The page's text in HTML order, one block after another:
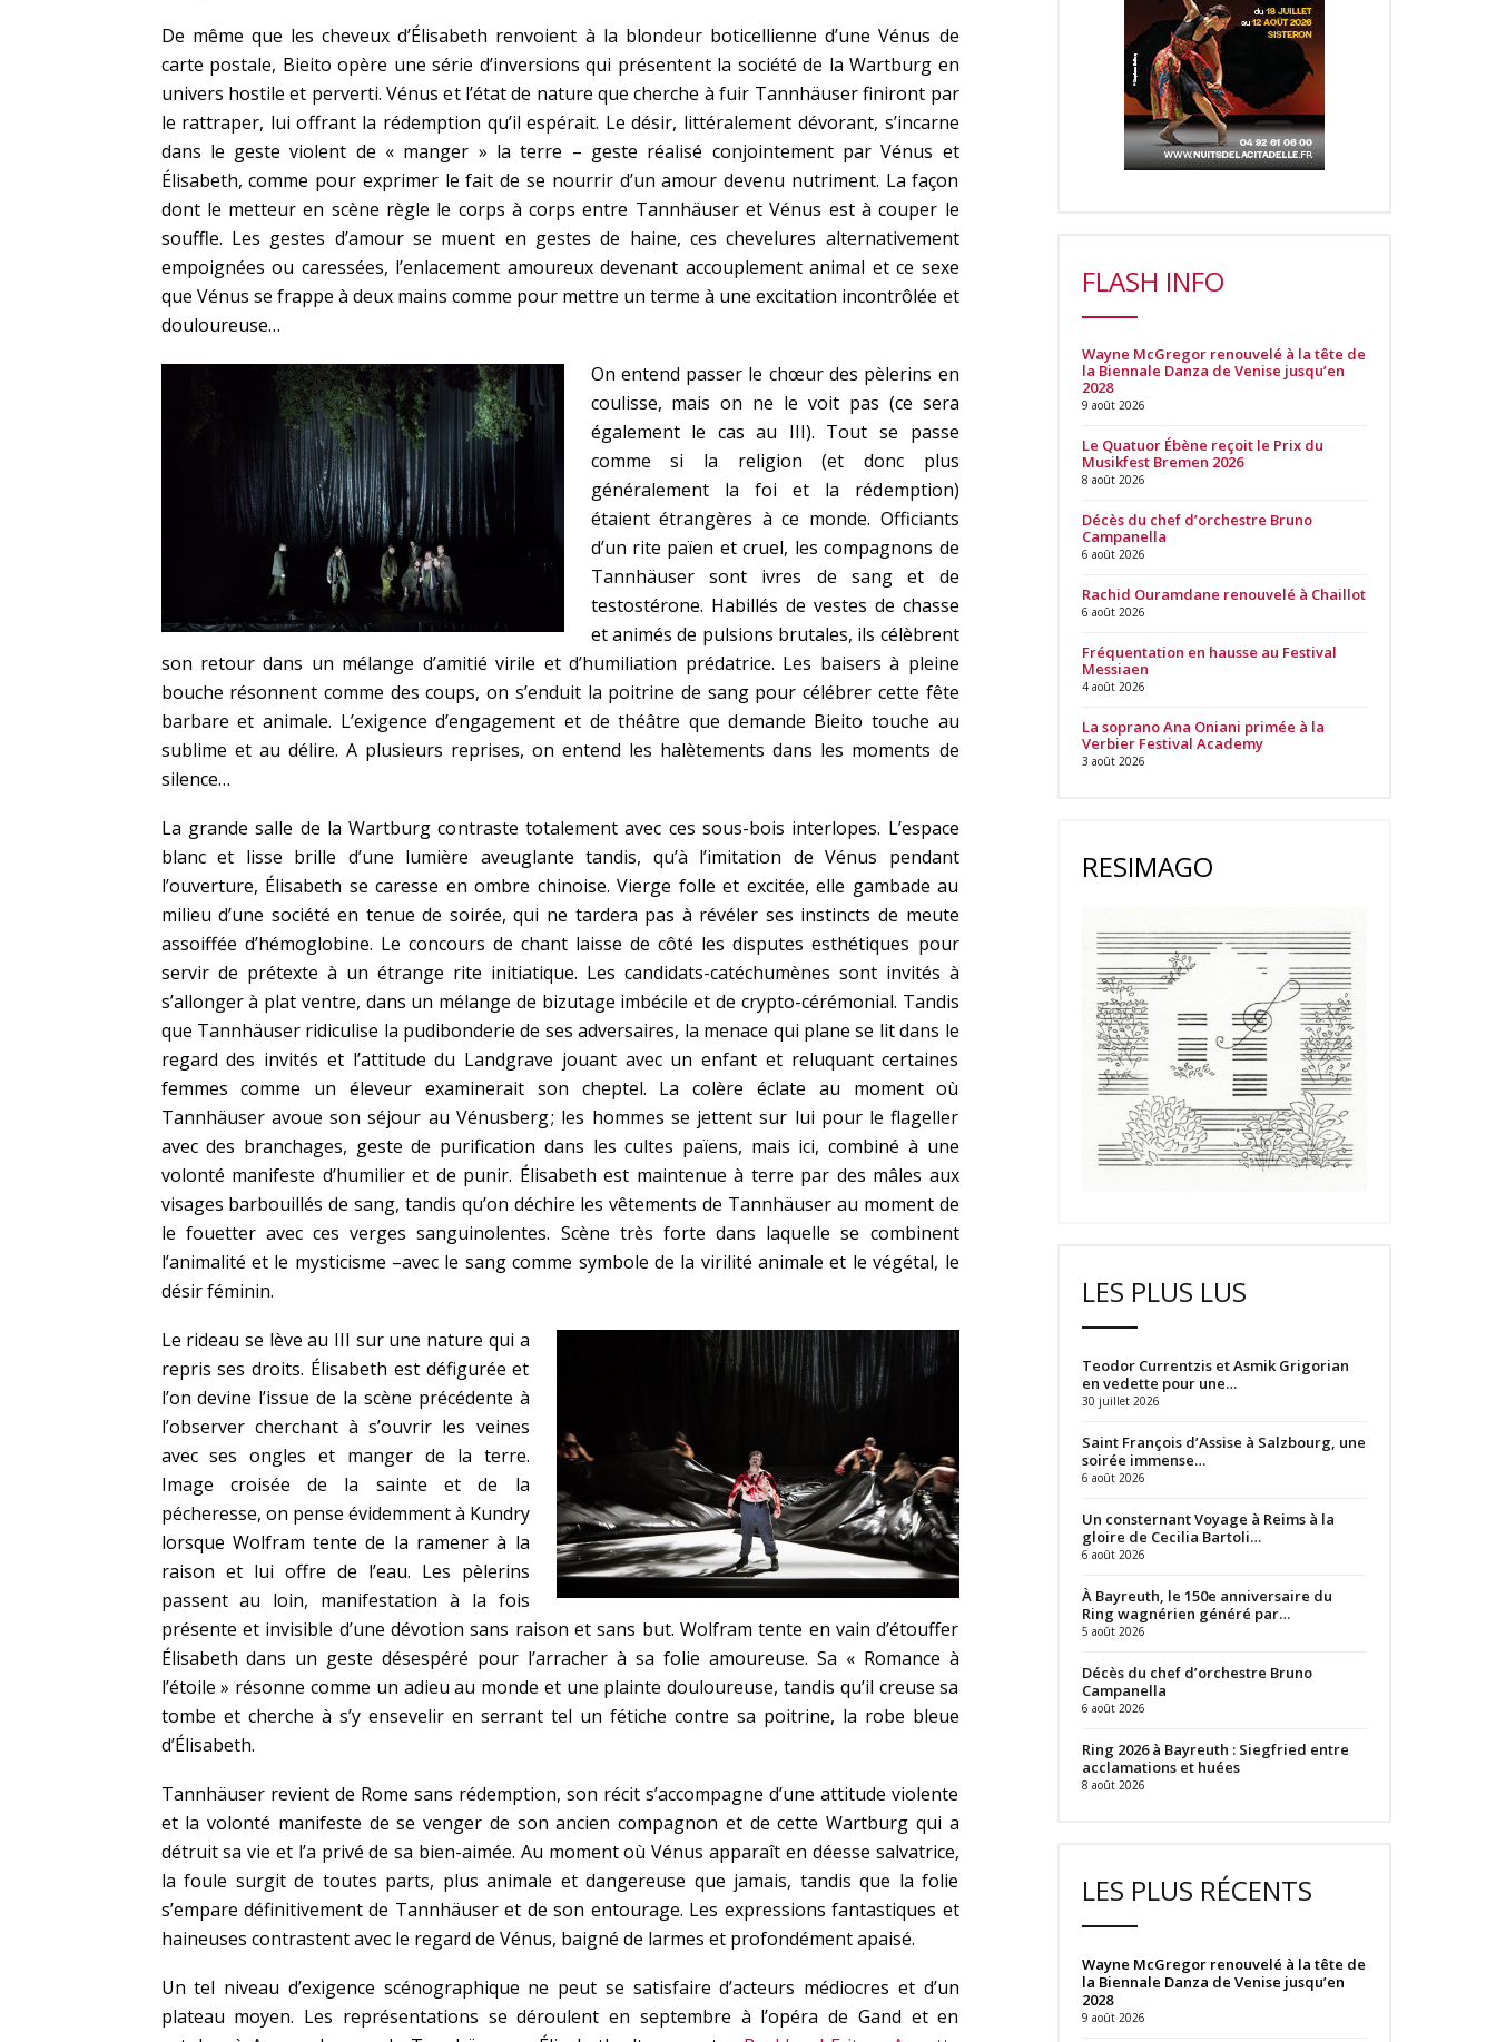
De même que les cheveux d’Élisabeth renvoient à la blondeur boticellienne d’une Vénus de
carte postale, Bieito opère une série d’inversions qui présentent la société de la Wartburg en
univers hostile et perverti. Vénus et l’état de nature que cherche à fuir Tannhäuser finiront par
le rattraper, lui offrant la rédemption qu’il espérait. Le désir, littéralement dévorant, s’incarne
dans le geste violent de « manger » la terre – geste réalisé conjointement par Vénus et
Élisabeth, comme pour exprimer le fait de se nourrir d’un amour devenu nutriment. La façon
dont le metteur en scène règle le corps à corps entre Tannhäuser et Vénus est à couper le
souffle. Les gestes d’amour se muent en gestes de haine, ces chevelures alternativement
empoignées ou caressées, l’enlacement amoureux devenant accouplement animal et ce sexe
que Vénus se frappe à deux mains comme pour mettre un terme à une excitation incontrôlée et
douloureuse…
On entend passer le chœur des pèlerins en
coulisse, mais on ne le voit pas (ce sera
également le cas au III). Tout se passe
comme si la religion (et donc plus
généralement la foi et la rédemption)
étaient étrangères à ce monde. Officiants
d’un rite païen et cruel, les compagnons de
Tannhäuser sont ivres de sang et de
testostérone. Habillés de vestes de chasse
et animés de pulsions brutales, ils célèbrent
son retour dans un mélange d’amitié virile et d’humiliation prédatrice. Les baisers à pleine
bouche résonnent comme des coups, on s’enduit la poitrine de sang pour célébrer cette fête
barbare et animale. L’exigence d’engagement et de théâtre que demande Bieito touche au
sublime et au délire. A plusieurs reprises, on entend les halètements dans les moments de
silence…
La grande salle de la Wartburg contraste totalement avec ces sous-bois interlopes. L’espace
blanc et lisse brille d’une lumière aveuglante tandis, qu’à l’imitation de Vénus pendant
l’ouverture, Élisabeth se caresse en ombre chinoise. Vierge folle et excitée, elle gambade au
milieu d’une société en tenue de soirée, qui ne tardera pas à révéler ses instincts de meute
assoiffée d’hémoglobine. Le concours de chant laisse de côté les disputes esthétiques pour
servir de prétexte à un étrange rite initiatique. Les candidats-catéchumènes sont invités à
s’allonger à plat ventre, dans un mélange de bizutage imbécile et de crypto-cérémonial. Tandis
que Tannhäuser ridiculise la pudibonderie de ses adversaires, la menace qui plane se lit dans le
regard des invités et l’attitude du Landgrave jouant avec un enfant et reluquant certaines
femmes comme un éleveur examinerait son cheptel. La colère éclate au moment où
Tannhäuser avoue son séjour au Vénusberg ; les hommes se jettent sur lui pour le flageller
avec des branchages, geste de purification dans les cultes païens, mais ici, combiné à une
volonté manifeste d’humilier et de punir. Élisabeth est maintenue à terre par des mâles aux
visages barbouillés de sang, tandis qu’on déchire les vêtements de Tannhäuser au moment de
le fouetter avec ces verges sanguinolentes. Scène très forte dans laquelle se combinent
l’animalité et le mysticisme –avec le sang comme symbole de la virilité animale et le végétal, le
désir féminin.
Le rideau se lève au III sur une nature qui a
repris ses droits. Élisabeth est défigurée et
l’on devine l’issue de la scène précédente à
l’observer cherchant à s’ouvrir les veines
avec ses ongles et manger de la terre.
Image croisée de la sainte et de la
pécheresse, on pense évidemment à Kundry
lorsque Wolfram tente de la ramener à la
raison et lui offre de l’eau. Les pèlerins
passent au loin, manifestation à la fois
présente et invisible d’une dévotion sans raison et sans but. Wolfram tente en vain d’étouffer
Élisabeth dans un geste désespéré pour l’arracher à sa folie amoureuse. Sa « Romance à
l’étoile » résonne comme un adieu au monde et une plainte douloureuse, tandis qu’il creuse sa
tombe et cherche à s’y ensevelir en serrant tel un fétiche contre sa poitrine, la robe bleue
d’Élisabeth.
Tannhäuser revient de Rome sans rédemption, son récit s’accompagne d’une attitude violente
et la volonté manifeste de se venger de son ancien compagnon et de cette Wartburg qui a
détruit sa vie et l’a privé de sa bien-aimée. Au moment où Vénus apparaît en déesse salvatrice,
la foule surgit de toutes parts, plus animale et dangereuse que jamais, tandis que la folie
s’empare définitivement de Tannhäuser et de son entourage. Les expressions fantastiques et
haineuses contrastent avec le regard de Vénus, baigné de larmes et profondément apaisé.
Un tel niveau d’exigence scénographique ne peut se satisfaire d’acteurs médiocres et d’un
plateau moyen. Les représentations se déroulent en septembre à l’opéra de Gand et en
FLASH INFO
Wayne McGregor renouvelé à la tête de
la Biennale Danza de Venise jusqu’en
2028
9 août 2026
Le Quatuor Ébène reçoit le Prix du
Musikfest Bremen 2026
8 août 2026
Décès du chef d’orchestre Bruno
Campanella
6 août 2026
Rachid Ouramdane renouvelé à Chaillot
6 août 2026
Fréquentation en hausse au Festival
Messiaen
4 août 2026
La soprano Ana Oniani primée à la
Verbier Festival Academy
3 août 2026
RESIMAGO
LES PLUS LUS
Teodor Currentzis et Asmik Grigorian
en vedette pour une…
30 juillet 2026
Saint François d’Assise à Salzbourg, une
soirée immense…
6 août 2026
Un consternant Voyage à Reims à la
gloire de Cecilia Bartoli…
6 août 2026
À Bayreuth, le 150e anniversaire du
Ring wagnérien généré par…
5 août 2026
Décès du chef d’orchestre Bruno
Campanella
6 août 2026
Ring 2026 à Bayreuth : Siegfried entre
acclamations et huées
8 août 2026
LES PLUS RÉCENTS
Wayne McGregor renouvelé à la tête de
la Biennale Danza de Venise jusqu’en
2028
9 août 2026